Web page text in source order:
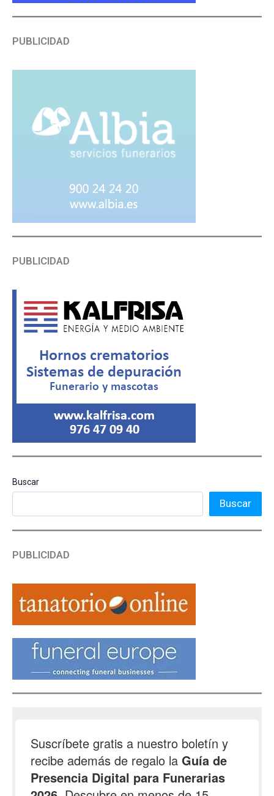
PUBLICIDAD
PUBLICIDAD
Buscar
Buscar
PUBLICIDAD